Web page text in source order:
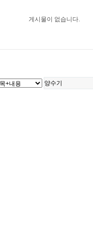
게시물이 없습니다.